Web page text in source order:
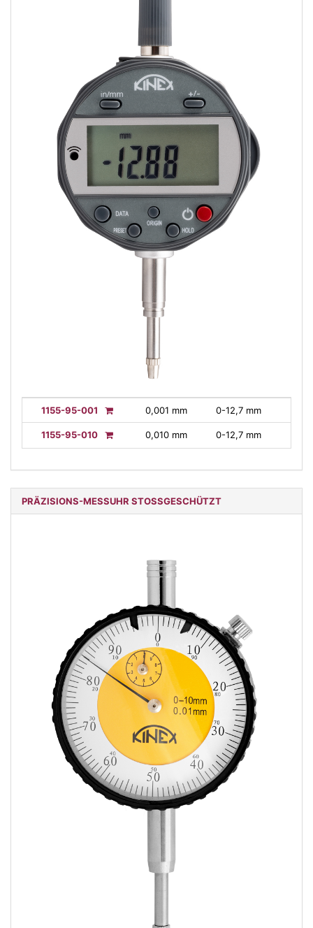
1155-95-001 0,001 mm 0-12,7 mm
1155-95-010 0,010 mm 0-12,7 mm
PRÄZISIONS-MESSUHR STOSSGESCHÜTZT